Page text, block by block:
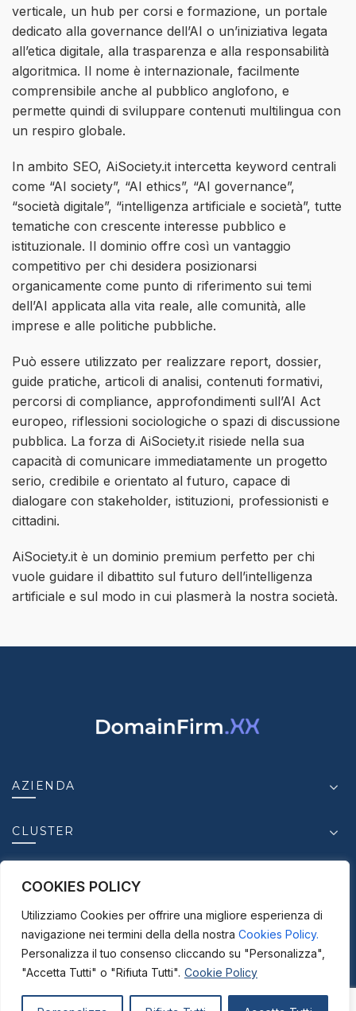
COOKIES POLICY
Utilizziamo Cookies per offrire una migliore esperienza di
navigazione nei termini della della nostra Cookies Policy.
Personalizza il tuo consenso cliccando su "Personalizza",
"Accetta Tutti" o "Rifiuta Tutti". Cookie Policy
verticale, un hub per corsi e formazione, un portale
dedicato alla governance dell’AI o un’iniziativa legata
all’etica digitale, alla trasparenza e alla responsabilità
algoritmica. Il nome è internazionale, facilmente
comprensibile anche al pubblico anglofono, e
permette quindi di sviluppare contenuti multilingua con
un respiro globale.
In ambito SEO, AiSociety.it intercetta keyword centrali
come “AI society”, “AI ethics”, “AI governance”,
“società digitale”, “intelligenza artificiale e società”, tutte
tematiche con crescente interesse pubblico e
istituzionale. Il dominio offre così un vantaggio
competitivo per chi desidera posizionarsi
organicamente come punto di riferimento sui temi
dell’AI applicata alla vita reale, alle comunità, alle
imprese e alle politiche pubbliche.
Può essere utilizzato per realizzare report, dossier,
guide pratiche, articoli di analisi, contenuti formativi,
percorsi di compliance, approfondimenti sull’AI Act
europeo, riflessioni sociologiche o spazi di discussione
pubblica. La forza di AiSociety.it risiede nella sua
capacità di comunicare immediatamente un progetto
serio, credibile e orientato al futuro, capace di
dialogare con stakeholder, istituzioni, professionisti e
cittadini.
AiSociety.it è un dominio premium perfetto per chi
vuole guidare il dibattito sul futuro dell’intelligenza
artificiale e sul modo in cui plasmerà la nostra società.
AZIENDA
CLUSTER
CONTATTI
© 2025-2026ICC S.r.l. - P. IVA.03950630875 |